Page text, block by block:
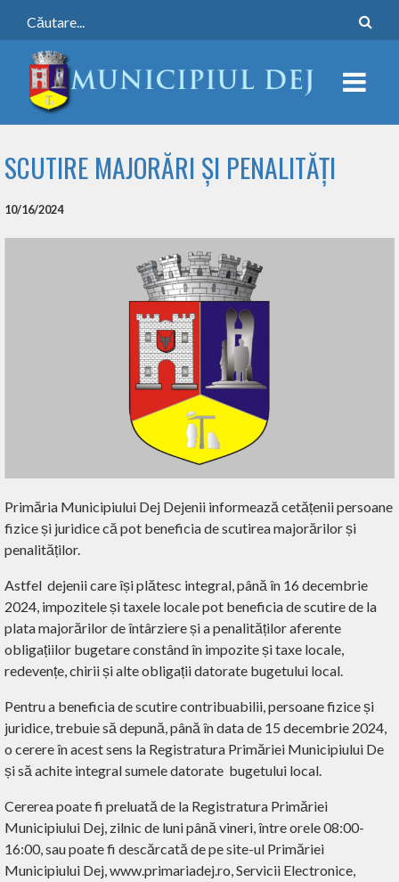
SCUTIRE MAJORĂRI ȘI PENALITĂȚI
10/16/2024
Primăria Municipiului Dej Dejenii informează cetățenii persoane
fizice și juridice că pot beneficia de scutirea majorărilor și
penalităților.
Astfel dejenii care își plătesc integral, până în 16 decembrie
2024, impozitele și taxele locale pot beneficia de scutire de la
plata majorărilor de întârziere și a penalităților aferente
obligațiilor bugetare constând în impozite și taxe locale,
redevențe, chirii și alte obligații datorate bugetului local.
Pentru a beneficia de scutire contribuabilii, persoane fizice și
juridice, trebuie să depună, până în data de 15 decembrie 2024,
o cerere în acest sens la Registratura Primăriei Municipiului De
și să achite integral sumele datorate bugetului local.
Cererea poate fi preluată de la Registratura Primăriei
Municipiului Dej, zilnic de luni până vineri, între orele 08:00-
16:00, sau poate fi descărcată de pe site-ul Primăriei
Municipiului Dej, www.primariadej.ro, Servicii Electronice,